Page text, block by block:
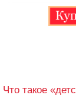
Что такое